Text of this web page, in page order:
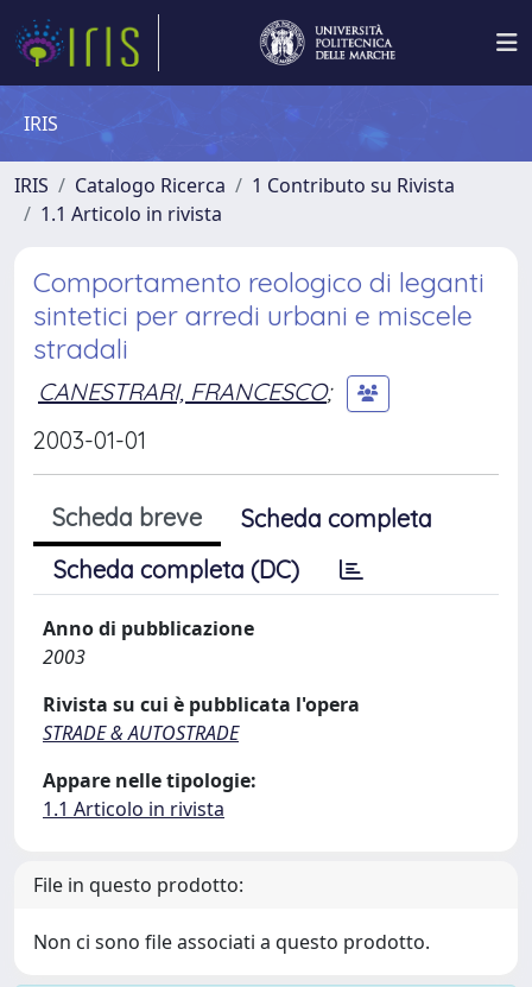
IRIS
IRIS Catalogo Ricerca
1 Contributo su Rivista
1.1 Articolo in rivista
Comportamento reologico di leganti
sintetici per arredi urbani e miscele
stradali
CANESTRARI, FRANCESCO;
2003-01-01
Scheda breve
Scheda completa
Scheda completa (DC)
Anno di pubblicazione
2003
Rivista su cui è pubblicata l'opera
STRADE & AUTOSTRADE
Appare nelle tipologie:
1.1 Articolo in rivista
File in questo prodotto:
Non ci sono file associati a questo prodotto.